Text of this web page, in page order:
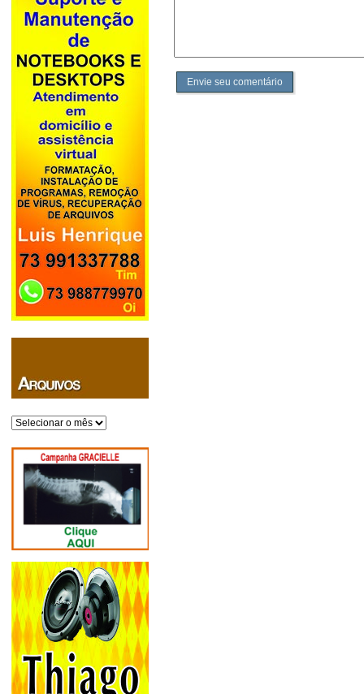
Arquivos
Envie seu comentário